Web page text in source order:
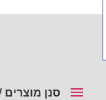
סנן מוצרים